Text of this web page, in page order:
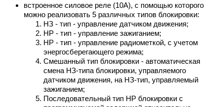
встроенное силовое реле (10А), с помощью которого
можно реализовать 5 различных типов блокировки:
НЗ - тип - управление датчиком движения;
НР - тип - управление зажиганием;
НР - тип - управление радиометкой, с учетом
энергосберегающего режима;
Смешанный тип блокировки - автоматическая
смена НЗ-типа блокировки, управляемого
датчиком движения, на НЗ-тип, управляемый
зажиганием;
Последовательный тип НР блокировки с